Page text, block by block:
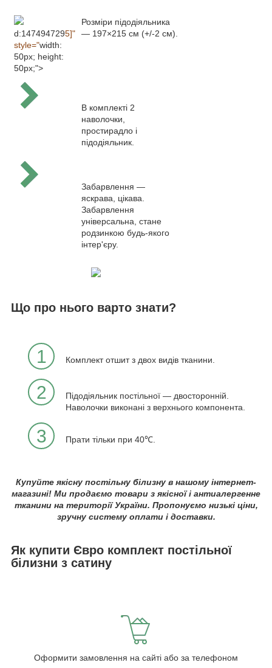
d:1474947295]"
style="width:
50px; height:
50px;">
Розміри підодіяльника
— 197×215 см (+/-2 см).
В комплекті 2
наволочки,
простирадло і
підодіяльник.
Забарвлення —
яскрава, цікава.
Забарвлення
універсальна, стане
родзинкою будь-якого
інтер'єру.
Що про нього варто знати?
1 Комплект отшит з двох видів тканини.
2
Підодіяльник постільної — двосторонній.
Наволочки виконані з верхнього компонента.
3 Прати тільки при 40℃.
Купуйте якісну постільну білизну в нашому інтернет-
магазині! Ми продаємо товари з якісної і антиалергенне
тканини на території України. Пропонуємо низькі ціни,
зручну систему оплати і доставки.
Як купити Євро комплект постільної
білизни з сатину
Оформити замовлення на сайті або за телефоном